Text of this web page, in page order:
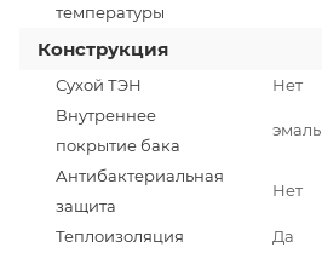
температуры
Конструкция
Сухой ТЭН
Нет
Внутреннее
покрытие бака
эмаль
Антибактериальная
защита
Нет
Теплоизоляция
Да